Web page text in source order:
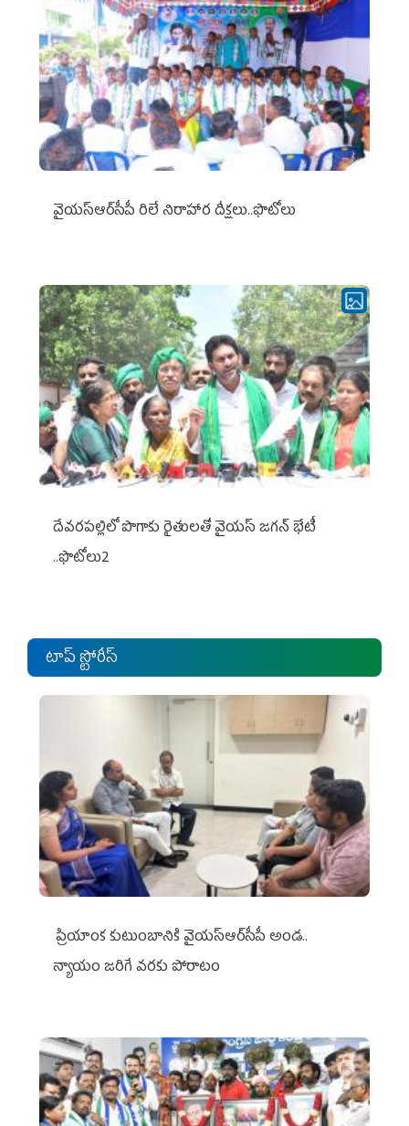
వైయ‌స్ఆర్‌సీపీ రిలే నిరాహార దీక్షలు..ఫొటోలు
దేవరపల్లిలో పొగాకు రైతులతో వైయస్ జగన్ భేటీ
..ఫొటోలు2
టాప్ స్టోరీస్
ప్రియాంక కుటుంబానికి వైయ‌స్ఆర్‌సీపీ అండ..
న్యాయం జరిగే వరకు పోరాటం